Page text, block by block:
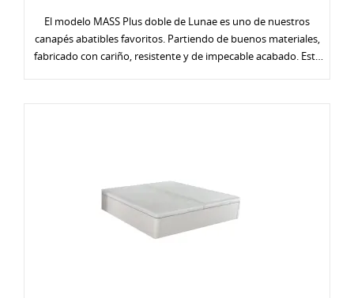
El modelo MASS Plus doble de Lunae es uno de nuestros
canapés abatibles favoritos. Partiendo de buenos materiales,
fabricado con cariño, resistente y de impecable acabado. Está